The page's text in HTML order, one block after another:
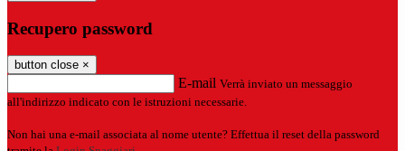
Recupero password
button close ×
E-mail Verrà inviato un messaggio
all'indirizzo indicato con le istruzioni necessarie.
Non hai una e-mail associata al nome utente? Effettua il reset della password